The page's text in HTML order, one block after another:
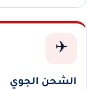
✈️
الشحن الجوي